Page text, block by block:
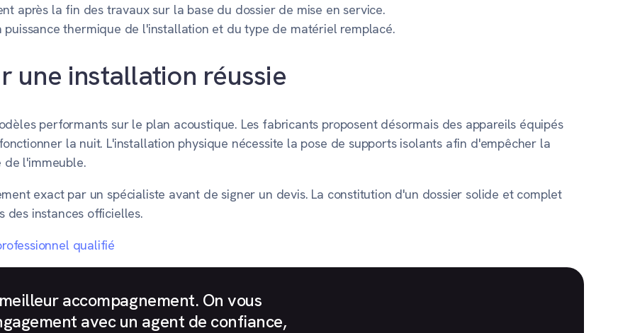
après la fin des travaux sur la base du dossier de mise en service.
thermique de l'installation et du type de matériel remplacé.
une installation réussie
performants sur le plan acoustique. Les fabricants proposent désormais des appareils équipés
la nuit. L'installation physique nécessite la pose de supports isolants afin d'empêcher la
l'immeuble.
exact par un spécialiste avant de signer un devis. La constitution d'un dossier solide et complet
instances officielles.
qualifié
accompagnement. On vous
avec un agent de confiance,